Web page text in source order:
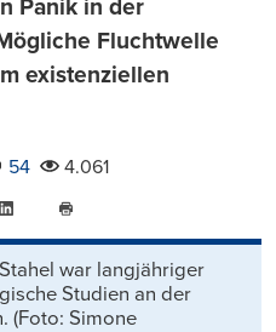
Panik in der
Fluchtwelle
existenziellen
54
4.061
LinkedIn
drucken
war langjähriger
Studien an der
(Foto: Simone